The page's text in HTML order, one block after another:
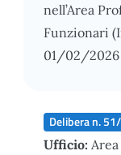
nell’Area
Funzionari
01/02/2026
Delibera n.
Ufficio: